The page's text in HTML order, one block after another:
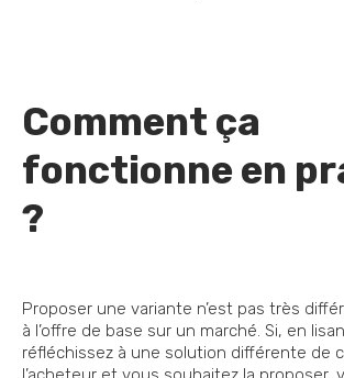
Comment ça
fonctionne en
?
Proposer une variante n’est pas très
à l’offre de base sur un marché. Si, en
réfléchissez à une solution différente de